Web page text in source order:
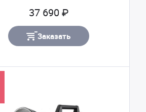
37 690 ₽
Заказать